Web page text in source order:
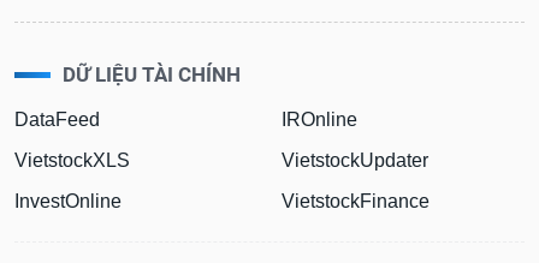
DỮ LIỆU TÀI CHÍNH
DataFeed
VietstockXLS
InvestOnline
IROnline
VietstockUpdater
VietstockFinance